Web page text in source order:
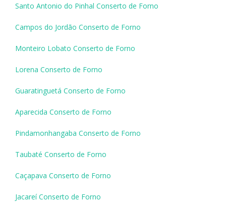
Santo Antonio do Pinhal Conserto de Forno
Campos do Jordão Conserto de Forno
Monteiro Lobato Conserto de Forno
Lorena Conserto de Forno
Guaratinguetá Conserto de Forno
Aparecida Conserto de Forno
Pindamonhangaba Conserto de Forno
Taubaté Conserto de Forno
Caçapava Conserto de Forno
Jacareí Conserto de Forno